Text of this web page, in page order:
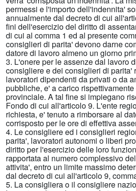
permessi e l'importo dell'indennita'
annualmente dal decreto di cui
fini dell'esercizio del diritto di
di cui al comma 1 ed al presente
consiglieri di parita' devono darne
datore di lavoro almeno un giorno
3. L'onere per le assenze dal lavoro
consigliere e dei consiglieri di parita'
lavoratori dipendenti da privati o da
pubbliche, e' a carico
provinciale. A tal fine si impiegano
Fondo di cui all'articolo 9. L'ente
richiesta, e' tenuto a rimborsare al
corrisposto per le ore di effettiva
4. Le consigliere ed i consiglieri
parita', lavoratori autonomi o liberi
diritto per l'esercizio delle loro
rapportata al numero complessivo
attivita', entro un limite massimo
dal decreto di cui all'articolo 9,
5. La consigliera o il consigliere